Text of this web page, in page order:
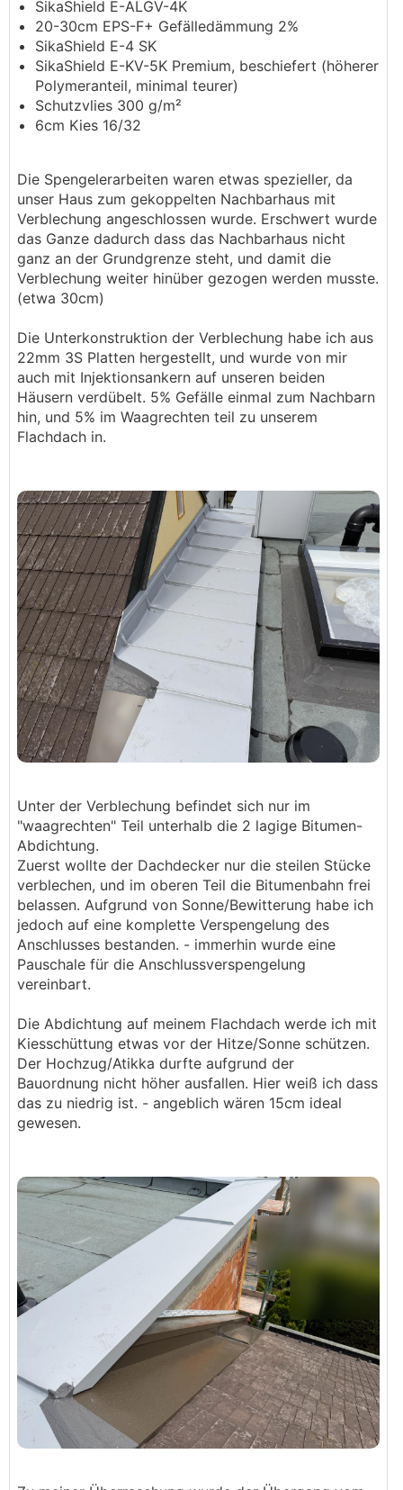
SikaShield E-ALGV-4K
20-30cm EPS-F+ Gefälledämmung 2%
SikaShield E-4 SK
SikaShield E-KV-5K Premium, beschiefert (höherer
Polymeranteil, minimal teurer)
Schutzvlies 300 g/m²
6cm Kies 16/32
Die Spengelerarbeiten waren etwas spezieller, da
unser Haus zum gekoppelten Nachbarhaus mit
Verblechung angeschlossen wurde. Erschwert wurde
das Ganze dadurch dass das Nachbarhaus nicht
ganz an der Grundgrenze steht, und damit die
Verblechung weiter hinüber gezogen werden musste.
(etwa 30cm)
Die Unterkonstruktion der Verblechung habe ich aus
22mm 3S Platten hergestellt, und wurde von mir
auch mit Injektionsankern auf unseren beiden
Häusern verdübelt. 5% Gefälle einmal zum Nachbarn
hin, und 5% im Waagrechten teil zu unserem
Flachdach in.
Unter der Verblechung befindet sich nur im
"waagrechten" Teil unterhalb die 2 lagige Bitumen-
Abdichtung.
Zuerst wollte der Dachdecker nur die steilen Stücke
verblechen, und im oberen Teil die Bitumenbahn frei
belassen. Aufgrund von Sonne/Bewitterung habe ich
jedoch auf eine komplette Verspengelung des
Anschlusses bestanden. - immerhin wurde eine
Pauschale für die Anschlussverspengelung
vereinbart.
Die Abdichtung auf meinem Flachdach werde ich mit
Kiesschüttung etwas vor der Hitze/Sonne schützen.
Der Hochzug/Atikka durfte aufgrund der
Bauordnung nicht höher ausfallen. Hier weiß ich dass
das zu niedrig ist. - angeblich wären 15cm ideal
gewesen.